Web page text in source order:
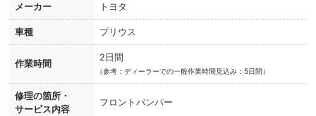
メーカー トヨタ
車種 プリウス
作業時間
2日間
（参考：ディーラーでの一般作業時間見込み：5日間）
修理の箇所・
サービス内容
フロントバンパー